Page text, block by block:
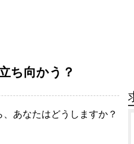
ち向かう？
あなたはどうしますか？